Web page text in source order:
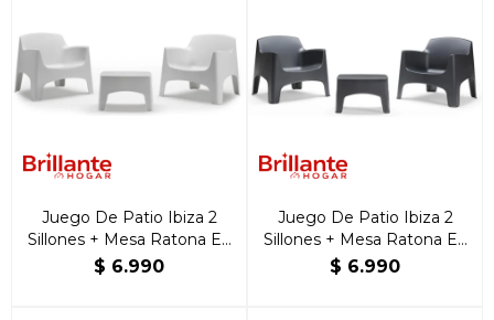
Juego De Patio Ibiza 2
Sillones + Mesa Ratona En
Resina Blanco
$ 6.990
Juego De Patio Ibiza 2
Sillones + Mesa Ratona En
Resina Negra
$ 6.990